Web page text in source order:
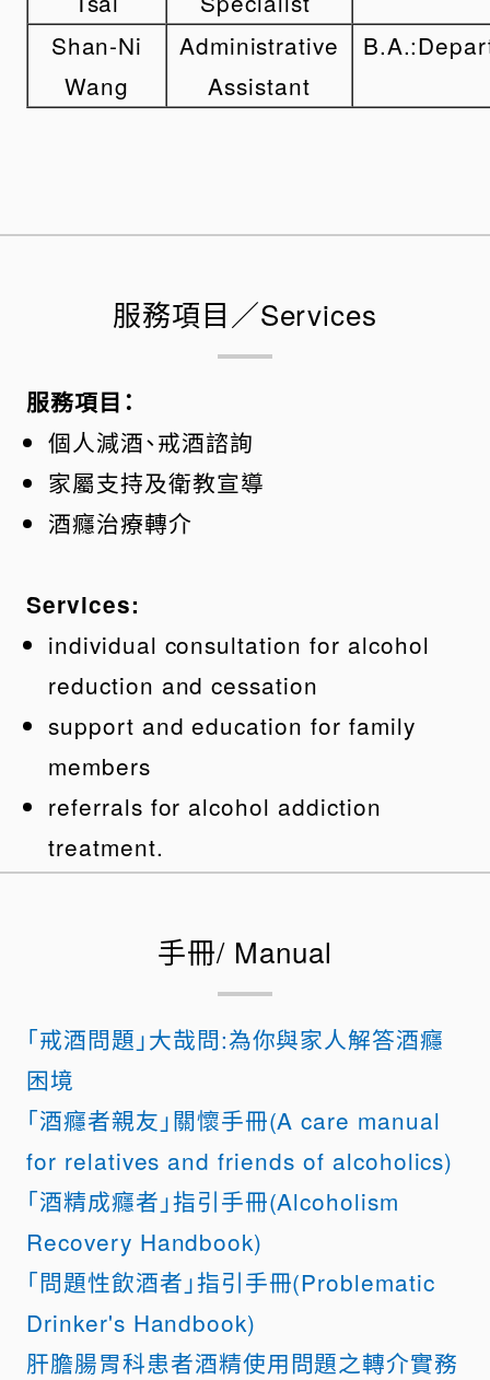
Shan-Ni
Wang
Administrative
Assistant
服務項目／Services
服務項目：
個人減酒、戒酒諮詢
家屬支持及衛教宣導
酒癮治療轉介
Services:
individual consultation for alcohol
reduction and cessation
support and education for family
members
referrals for alcohol addiction
treatment.
手冊/ Manual
「戒酒問題」大哉問:為你與家人解答酒癮
困境
「酒癮者親友」關懷手冊(A care manual
for relatives and friends of alcoholics)
「酒精成癮者」指引手冊(Alcoholism
Recovery Handbook)
「問題性飲酒者」指引手冊(Problematic
Drinker's Handbook)
肝膽腸胃科患者酒精使用問題之轉介實務